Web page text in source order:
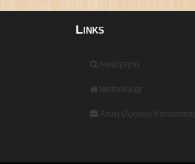
Links
Αναζήτηση
leoforeia.gr
Απλή (Αρχείο) Κατάσταση